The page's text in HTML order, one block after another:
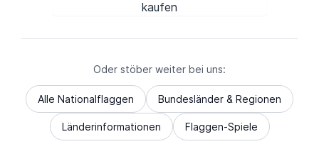
Oder stöber weiter bei uns:
Alle Nationalflaggen Bundesländer & Regionen
Länderinformationen Flaggen-Spiele